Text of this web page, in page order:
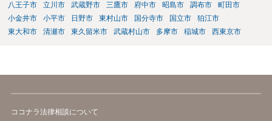
八王子市
立川市 武蔵野市 三鷹市 府中市 昭島市 調布市
町田市
小金井市
小平市 日野市 東村山市 国分寺市 国立市
狛江市
東大和市
清瀬市 東久留米市 武蔵村山市 多摩市 稲城市 西東京市
ココナラ法律相談について